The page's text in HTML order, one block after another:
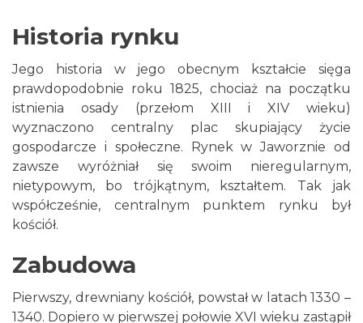
Historia rynku
Jego historia w jego obecnym kształcie sięga
prawdopodobnie roku 1825, chociaż na początku
istnienia osady (przełom XIII i XIV wieku)
wyznaczono centralny plac skupiający życie
gospodarcze i społeczne. Rynek w Jaworznie od
zawsze wyróżniał się swoim nieregularnym,
nietypowym, bo trójkątnym, kształtem. Tak jak
współcześnie, centralnym punktem rynku był
kościół.
Zabudowa
Pierwszy, drewniany kościół, powstał w latach 1330 –
1340. Dopiero w pierwszej połowie XVI wieku zastąpił